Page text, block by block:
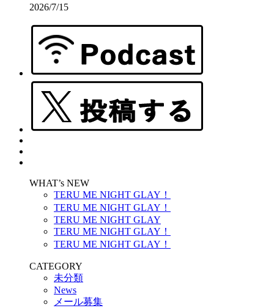
2026/7/15
WHAT’s NEW
TERU ME NIGHT GLAY！
TERU ME NIGHT GLAY！
TERU ME NIGHT GLAY
TERU ME NIGHT GLAY！
TERU ME NIGHT GLAY！
CATEGORY
未分類
News
メール募集